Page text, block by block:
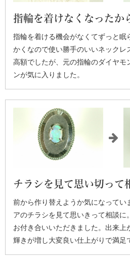
指輪を着けなくなったか
指輪を着ける機会がなくてずっと眠
かくなので使い勝手のいいネックレ
高額でしたが、元の指輪のダイヤモ
ンが気に入りました。
チラシを見て思い切って
前から作り替えようか気になってい
アのチラシを見て思いきって相談に
お付き合いいただきました。出来上
輝きが増し大変良い仕上がりで満足